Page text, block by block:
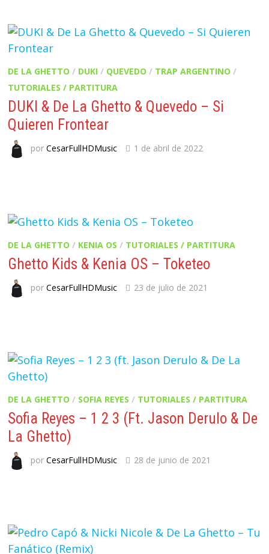
DE LA GHETTO / DUKI / QUEVEDO / TRAP ARGENTINO /
TUTORIALES / PARTITURA
DUKI & De La Ghetto & Quevedo – Si
Quieren Frontear
porCesarFullHDMusic 1 de abril de 2022
DE LA GHETTO / KENIA OS / TUTORIALES / PARTITURA
Ghetto Kids & Kenia OS – Toketeo
porCesarFullHDMusic 23 de julio de 2021
DE LA GHETTO / SOFIA REYES / TUTORIALES / PARTITURA
Sofia Reyes – 1 2 3 (ft. Jason Derulo & De
La Ghetto)
porCesarFullHDMusic 28 de junio de 2021